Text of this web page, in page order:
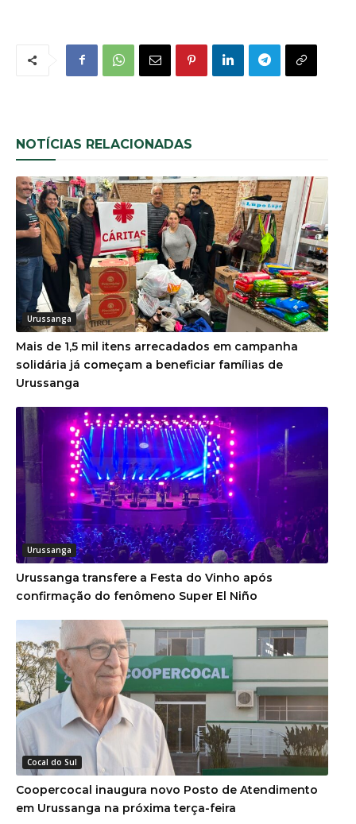
NOTÍCIAS RELACIONADAS
Urussanga
Mais de 1,5 mil itens arrecadados em campanha
solidária já começam a beneficiar famílias de
Urussanga
Urussanga
Urussanga transfere a Festa do Vinho após
confirmação do fenômeno Super El Niño
Cocal do Sul
Coopercocal inaugura novo Posto de Atendimento
em Urussanga na próxima terça-feira